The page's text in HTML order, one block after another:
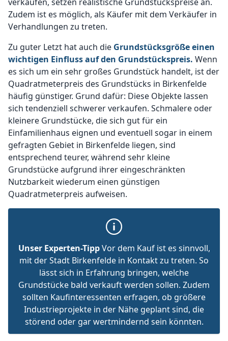
Zudem ist es möglich, als Käufer mit dem Verkäufer in
Verhandlungen zu treten.
Zu guter Letzt hat auch die Grundstücksgröße einen
wichtigen Einfluss auf den Grundstückspreis. Wenn
es sich um ein sehr großes Grundstück handelt, ist der
Quadratmeterpreis des Grundstücks in Birkenfelde
häufig günstiger. Grund dafür: Diese Objekte lassen
sich tendenziell schwerer verkaufen. Schmalere oder
kleinere Grundstücke, die sich gut für ein
Einfamilienhaus eignen und eventuell sogar in einem
gefragten Gebiet in Birkenfelde liegen, sind
entsprechend teurer, während sehr kleine
Grundstücke aufgrund ihrer eingeschränkten
Nutzbarkeit wiederum einen günstigen
Quadratmeterpreis aufweisen.
Unser Experten-TippVor dem Kauf ist es sinnvoll,
mit der Stadt Birkenfelde in Kontakt zu treten. So
lässt sich in Erfahrung bringen, welche
Grundstücke bald verkauft werden sollen. Zudem
sollten Kaufinteressenten erfragen, ob größere
Industrieprojekte in der Nähe geplant sind, die
störend oder gar wertmindernd sein könnten.